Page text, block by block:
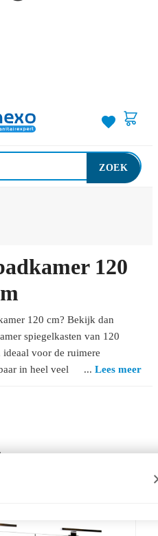
ZOEK
120
120 cm? Bekijk dan
spiegelkasten van 120
voor de ruimere
in heel veel
badkamer 120 cm!
Lees meer